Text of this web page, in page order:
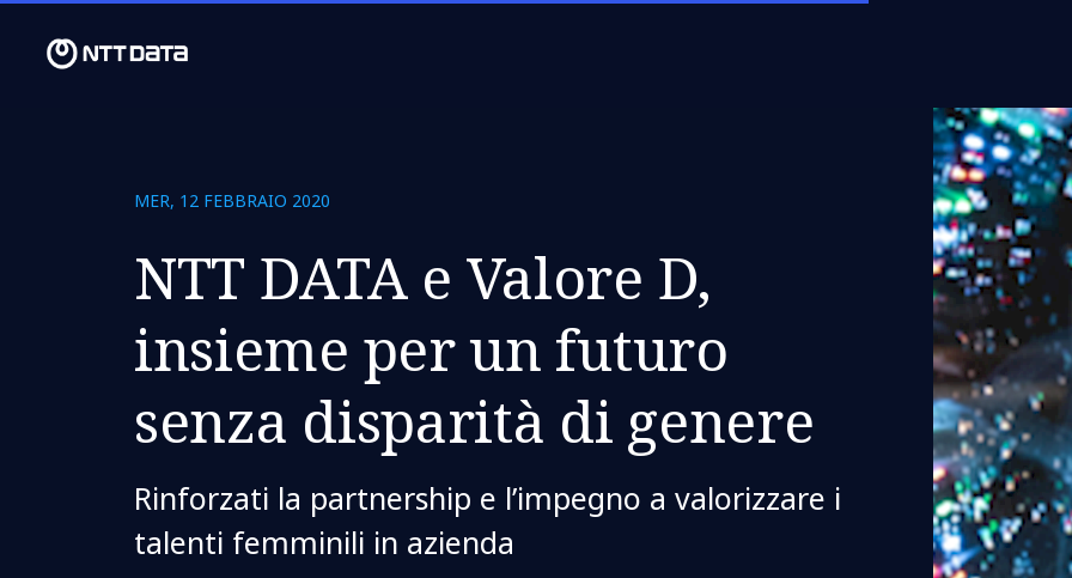
MER, 12 FEBBRAIO 2020
NTT DATA e Valore D,
insieme per un futuro
senza disparità di genere
Rinforzati la partnership e l’impegno a valorizzare i
talenti femminili in azienda